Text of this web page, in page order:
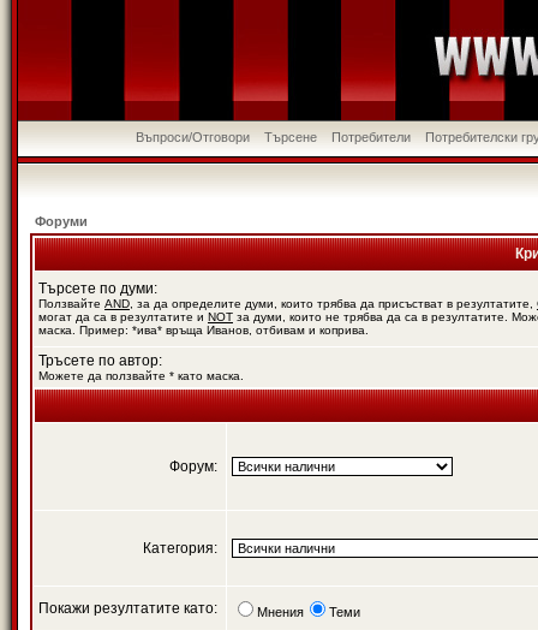
Въпроси/Отговори Търсене Потребители Потребителски
Форуми
Търсете по думи:
Ползвайте AND , за да определите думи, които трябва да присъстват в резултатите,
могат да са в резултатите и NOT за думи, които не трябва да са в резултатите.
маска. Пример: *ива* връща Иванов, отбивам и коприва.
Тръсете по автор:
Можете да ползвайте * като маска.
Форум:
Категория:
Покажи резултатите като: Мнения Теми